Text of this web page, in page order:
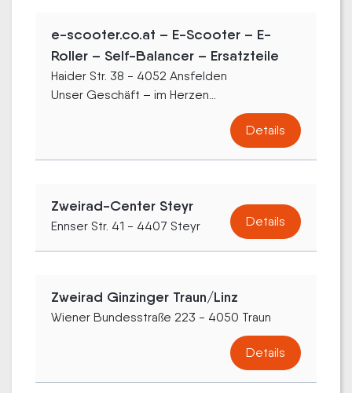
e-scooter.co.at – E-Scooter – E-
Roller – Self-Balancer – Ersatzteile
Haider Str. 38 - 4052 Ansfelden
Unser Geschäft – im Herzen...
Details
Zweirad-Center Steyr
Ennser Str. 41 - 4407 Steyr Details
Zweirad Ginzinger Traun/Linz
Wiener Bundesstraße 223 - 4050 Traun
Details